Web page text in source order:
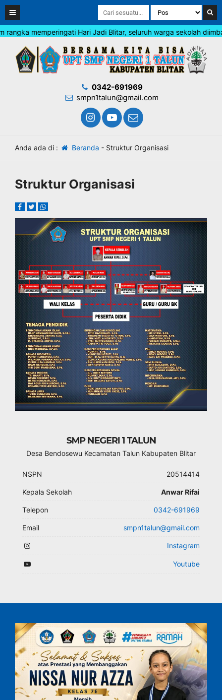
memperingati Hari Jadi Blitar, seluruh warga sekolah
0342-691969
smpn1talun@gmail.com
Anda ada di : Beranda - Struktur Organisasi
Struktur Organisasi
SMP NEGERI 1 TALUN
Desa Bendosewu Kecamatan Talun Kabupaten Blitar
NSPN 20514414
Kepala Sekolah Anwar Rifai
Telepon 0342-691969
Email smpn1talun@gmail.com
Instagram
Youtube